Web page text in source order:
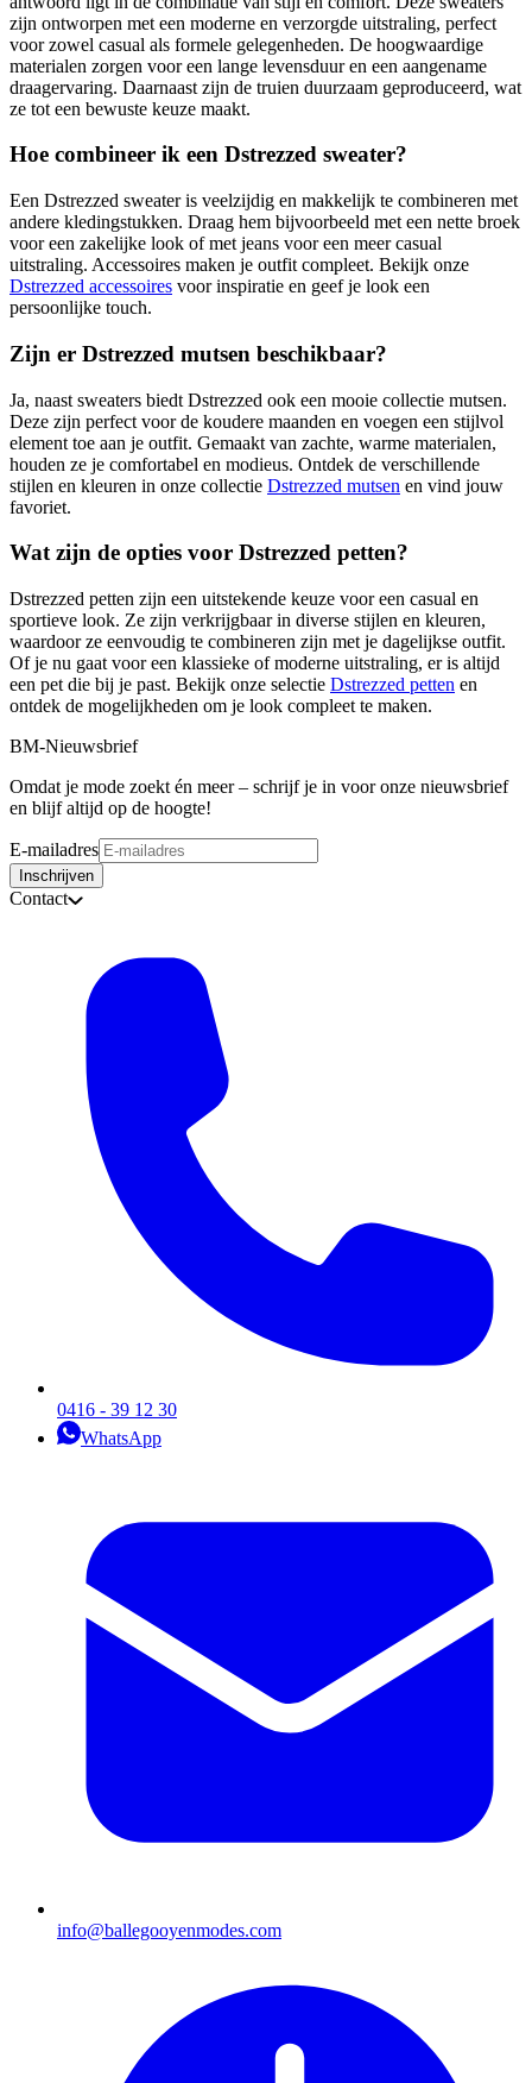
zijn ontworpen met een moderne en verzorgde uitstraling, perfect
voor zowel casual als formele gelegenheden. De hoogwaardige
materialen zorgen voor een lange levensduur en een aangename
draagervaring. Daarnaast zijn de truien duurzaam geproduceerd, wat
ze tot een bewuste keuze maakt.
Hoe combineer ik een Dstrezzed sweater?
Een Dstrezzed sweater is veelzijdig en makkelijk te combineren met
andere kledingstukken. Draag hem bijvoorbeeld met een nette broek
voor een zakelijke look of met jeans voor een meer casual
uitstraling. Accessoires maken je outfit compleet. Bekijk onze
Dstrezzed accessoires voor inspiratie en geef je look een
persoonlijke touch.
Zijn er Dstrezzed mutsen beschikbaar?
Ja, naast sweaters biedt Dstrezzed ook een mooie collectie mutsen.
Deze zijn perfect voor de koudere maanden en voegen een stijlvol
element toe aan je outfit. Gemaakt van zachte, warme materialen,
houden ze je comfortabel en modieus. Ontdek de verschillende
stijlen en kleuren in onze collectie Dstrezzed mutsen en vind jouw
favoriet.
Wat zijn de opties voor Dstrezzed petten?
Dstrezzed petten zijn een uitstekende keuze voor een casual en
sportieve look. Ze zijn verkrijgbaar in diverse stijlen en kleuren,
waardoor ze eenvoudig te combineren zijn met je dagelijkse outfit.
Of je nu gaat voor een klassieke of moderne uitstraling, er is altijd
een pet die bij je past. Bekijk onze selectie Dstrezzed petten en
ontdek de mogelijkheden om je look compleet te maken.
BM-Nieuwsbrief
Omdat je mode zoekt én meer – schrijf je in voor onze nieuwsbrief
en blijf altijd op de hoogte!
E-mailadres
Inschrijven
Contact
0416 - 39 12 30
WhatsApp
info@ballegooyenmodes.com